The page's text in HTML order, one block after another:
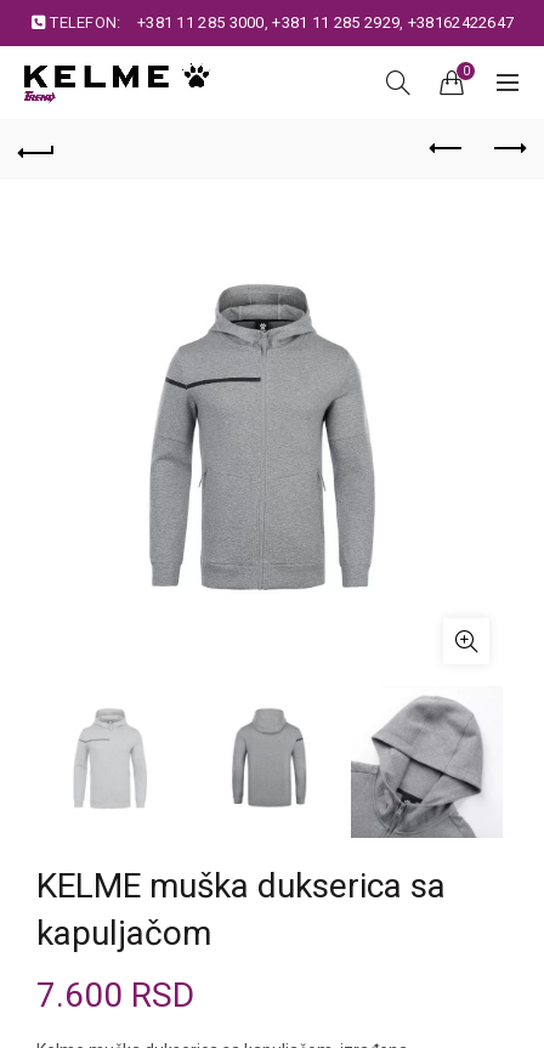
TELEFON: +381 11 285 3000,+381 11 285 2929, +38162422647
0
KELME muška dukserica sa
kapuljačom
7.600 RSD